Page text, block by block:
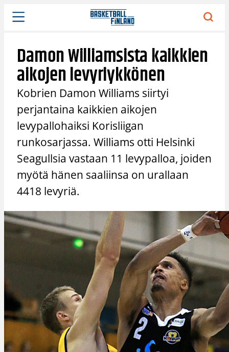
Siirry
sisältöön
Damon Williamsista kaikkien
aikojen levyriykkönen
Kobrien Damon Williams siirtyi
perjantaina kaikkien aikojen
levypallohaiksi Korisliigan
runkosarjassa. Williams otti Helsinki
Seagullsia vastaan 11 levypalloa, joiden
myötä hänen saaliinsa on urallaan
4418 levyriä.